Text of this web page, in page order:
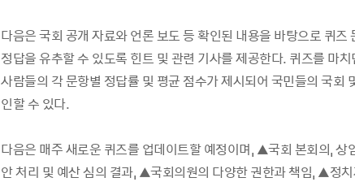
다음은 국회 공개 자료와 언론 보도 등 확인된 내용을 바탕으로 퀴즈
정답을 유추할 수 있도록 힌트 및 관련 기사를 제공한다. 퀴즈를 마
사람들의 각 문항별 정답률 및 평균 점수가 제시되어 국민들의 국회
인할 수 있다.
다음은 매주 새로운 퀴즈를 업데이트할 예정이며, ▲국회 본회의,
안 처리 및 예산 심의 결과, ▲국회의원의 다양한 권한과 책임, ▲정